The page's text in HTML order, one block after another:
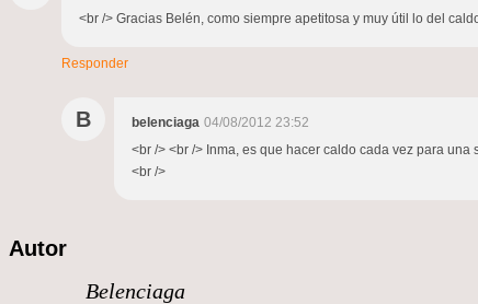
<br /> Gracias Belén, como siempre apetitosa y muy útil lo del
Responder
B belenciaga 04/08/2012 23:52
<br /> <br /> Inma, es que hacer caldo cada vez para
<br />
Autor
Belenciaga